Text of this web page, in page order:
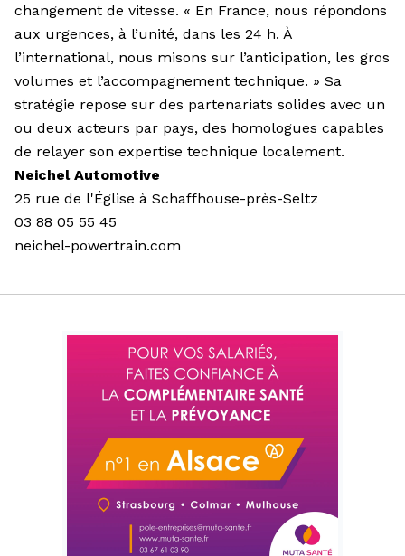
changement de vitesse. « En France, nous répondons
aux urgences, à l’unité, dans les 24 h. À
l’international, nous misons sur l’anticipation, les gros
volumes et l’accompagnement technique. » Sa
stratégie repose sur des partenariats solides avec un
ou deux acteurs par pays, des homologues capables
de relayer son expertise technique localement.
Neichel Automotive
25 rue de l'Église à Schaffhouse-près-Seltz
03 88 05 55 45
neichel-powertrain.com